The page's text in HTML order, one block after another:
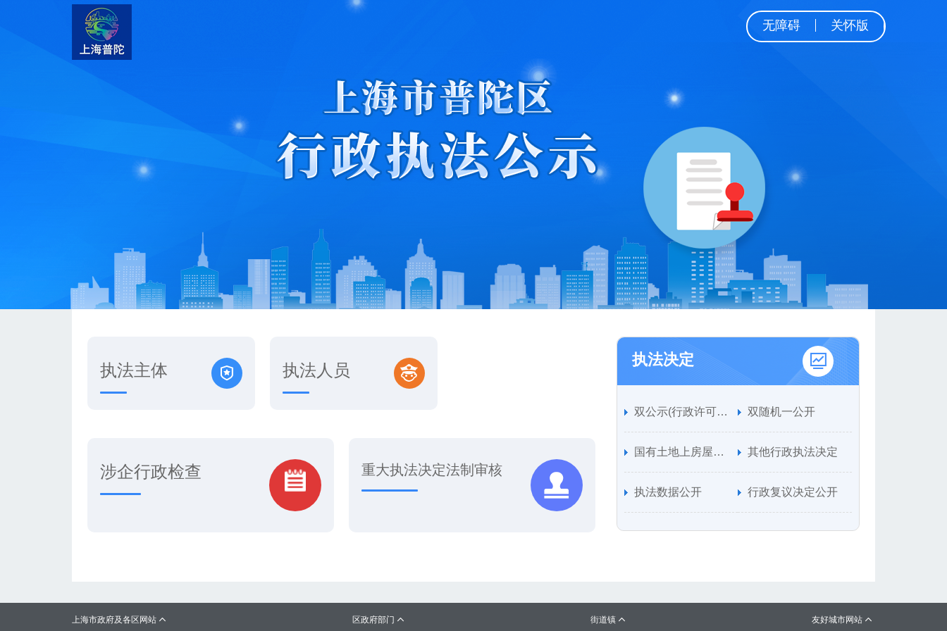
跳转到网站导航区
无障碍 关怀版
执法主体 执法人员
涉企行政检查 重大执法决定法制审核
执法决定
双公示(行政许可、行政处罚) 双随机一公开
国有土地上房屋征收决定 其他行政执法决定
执法数据公开 行政复议决定公开
上海市政府及各区网站  区政府部门  街道镇  友好城市网站 